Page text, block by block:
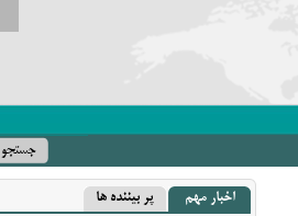
اخبار مهم پر بیننده ها